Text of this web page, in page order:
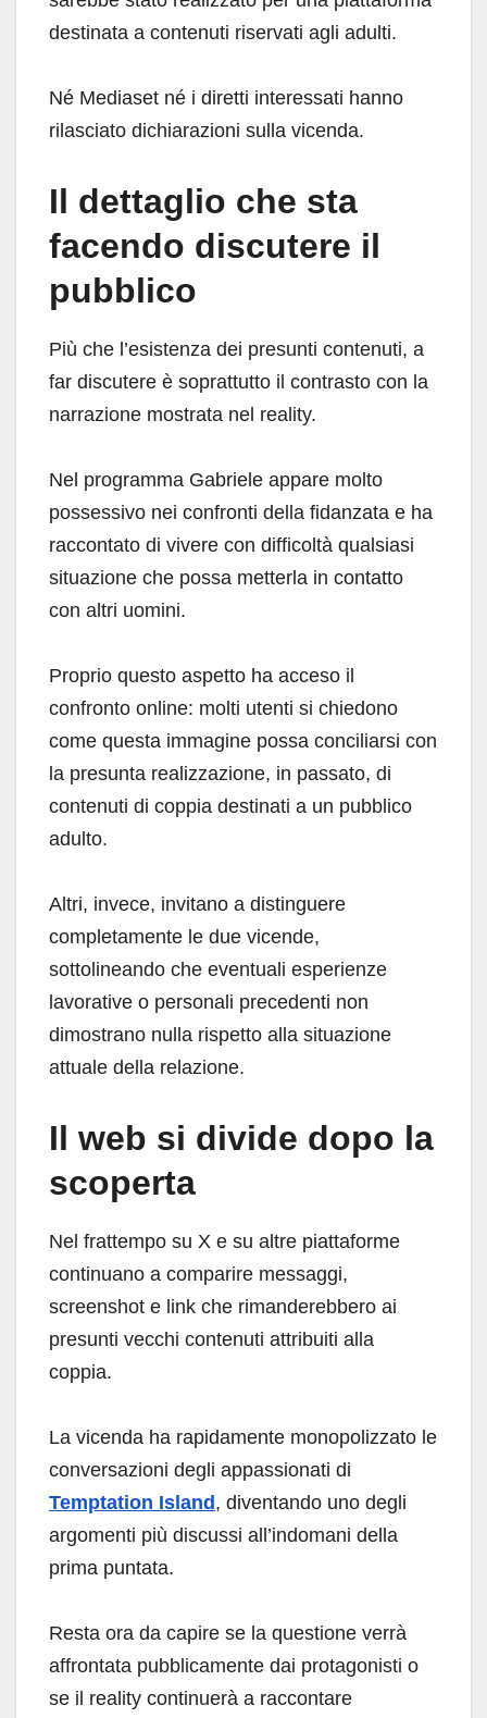
destinata a contenuti riservati agli adulti.
Né Mediaset né i diretti interessati hanno
rilasciato dichiarazioni sulla vicenda.
Il dettaglio che sta
facendo discutere il
pubblico
Più che l’esistenza dei presunti contenuti, a
far discutere è soprattutto il contrasto con la
narrazione mostrata nel reality.
Nel programma Gabriele appare molto
possessivo nei confronti della fidanzata e ha
raccontato di vivere con difficoltà qualsiasi
situazione che possa metterla in contatto
con altri uomini.
Proprio questo aspetto ha acceso il
confronto online: molti utenti si chiedono
come questa immagine possa conciliarsi con
la presunta realizzazione, in passato, di
contenuti di coppia destinati a un pubblico
adulto.
Altri, invece, invitano a distinguere
completamente le due vicende,
sottolineando che eventuali esperienze
lavorative o personali precedenti non
dimostrano nulla rispetto alla situazione
attuale della relazione.
Il web si divide dopo la
scoperta
Nel frattempo su X e su altre piattaforme
continuano a comparire messaggi,
screenshot e link che rimanderebbero ai
presunti vecchi contenuti attribuiti alla
coppia.
La vicenda ha rapidamente monopolizzato le
conversazioni degli appassionati di
Temptation Island, diventando uno degli
argomenti più discussi all’indomani della
prima puntata.
Resta ora da capire se la questione verrà
affrontata pubblicamente dai protagonisti o
se il reality continuerà a raccontare